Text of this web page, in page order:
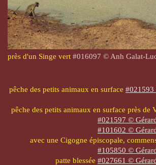
près d'un Singe vert #016097 © Anh Galat-
pêche des petits animaux en surface #021593
pêche des petits animaux en surface près de
#021597 ©
#101602 ©
avec une Cigogne épiscopale,
#105850 ©
patte blessée #027661 ©